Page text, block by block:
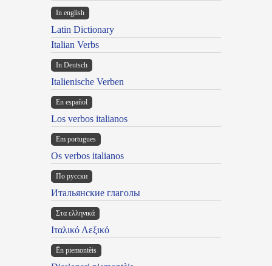
In english
Latin Dictionary
Italian Verbs
In Deutsch
Italienische Verben
En español
Los verbos italianos
Em portugues
Os verbos italianos
По русски
Итальянские глаголы
Στα ελληνικά
Ιταλικό Λεξικό
Ën piemontèis